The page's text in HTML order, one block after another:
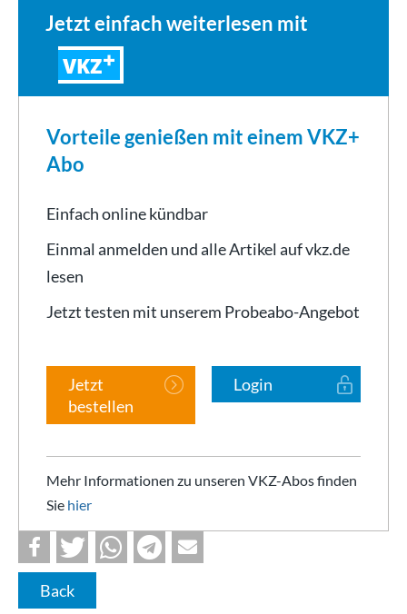
Jetzt einfach weiterlesen mit
VKZ
Vorteile genießen mit einem VKZ+
Abo
Einfach online kündbar
Einmal anmelden und alle Artikel auf vkz.de
lesen
Jetzt testen mit unserem Probeabo-Angebot
Jetzt
bestellen
Login
Mehr Informationen zu unseren VKZ-Abos finden
Sie hier
Back